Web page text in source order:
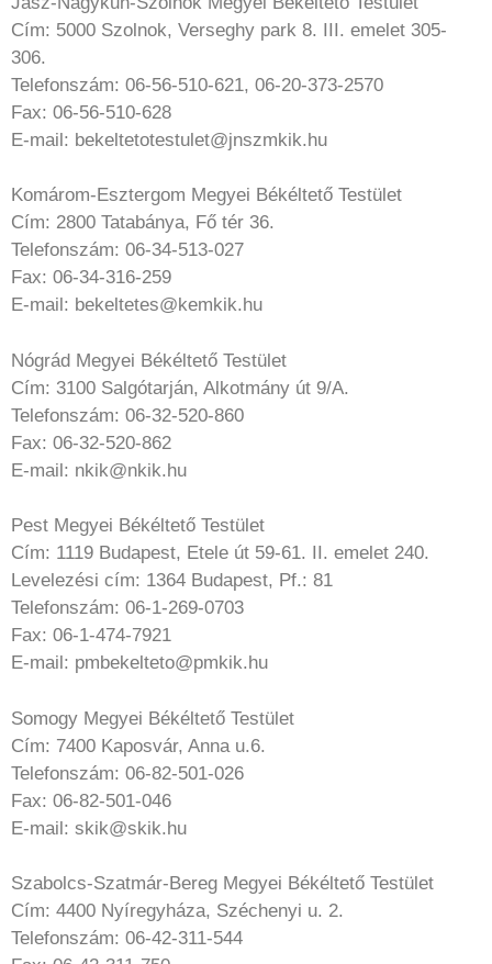
Cím: 5000 Szolnok, Verseghy park 8. III. emelet 305-
306.
Telefonszám: 06-56-510-621, 06-20-373-2570
Fax: 06-56-510-628
E-mail: bekeltetotestulet@jnszmkik.hu
Komárom-Esztergom Megyei Békéltető Testület
Cím: 2800 Tatabánya, Fő tér 36.
Telefonszám: 06-34-513-027
Fax: 06-34-316-259
E-mail: bekeltetes@kemkik.hu
Nógrád Megyei Békéltető Testület
Cím: 3100 Salgótarján, Alkotmány út 9/A.
Telefonszám: 06-32-520-860
Fax: 06-32-520-862
E-mail: nkik@nkik.hu
Pest Megyei Békéltető Testület
Cím: 1119 Budapest, Etele út 59-61. II. emelet 240.
Levelezési cím: 1364 Budapest, Pf.: 81
Telefonszám: 06-1-269-0703
Fax: 06-1-474-7921
E-mail: pmbekelteto@pmkik.hu
Somogy Megyei Békéltető Testület
Cím: 7400 Kaposvár, Anna u.6.
Telefonszám: 06-82-501-026
Fax: 06-82-501-046
E-mail: skik@skik.hu
Szabolcs-Szatmár-Bereg Megyei Békéltető Testület
Cím: 4400 Nyíregyháza, Széchenyi u. 2.
Telefonszám: 06-42-311-544